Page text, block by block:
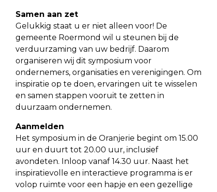
Samen aan zet
Gelukkig staat u er niet alleen voor! De
gemeente Roermond wil u steunen bij de
verduurzaming van uw bedrijf. Daarom
organiseren wij dit symposium voor
ondernemers, organisaties en verenigingen. Om
inspiratie op te doen, ervaringen uit te wisselen
en samen stappen vooruit te zetten in
duurzaam ondernemen.
Aanmelden
Het symposium in de Oranjerie begint om 15.00
uur en duurt tot 20.00 uur, inclusief
avondeten. Inloop vanaf 14.30 uur. Naast het
inspiratievolle en interactieve programma is er
volop ruimte voor een hapje en een gezellige